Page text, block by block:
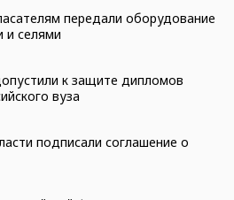
передали оборудование
и селями
к защите дипломов
вуза
подписали соглашение о